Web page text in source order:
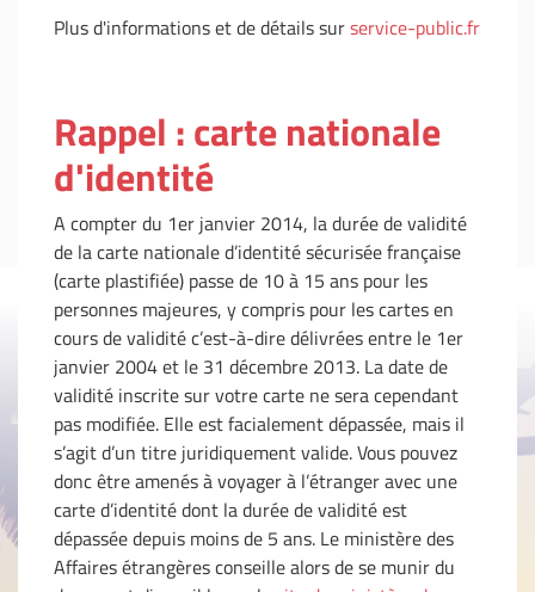
Plus d'informations et de détails surservice-public.fr
Rappel : carte nationale
d'identité
A compter du 1er janvier 2014, la durée de validité
de la carte nationale d’identité sécurisée française
(carte plastifiée) passe de 10 à 15 ans pour les
personnes majeures, y compris pour les cartes en
cours de validité c’est-à-dire délivrées entre le 1er
janvier 2004 et le 31 décembre 2013. La date de
validité inscrite sur votre carte ne sera cependant
pas modifiée. Elle est facialement dépassée, mais il
s’agit d’un titre juridiquement valide. Vous pouvez
donc être amenés à voyager à l’étranger avec une
carte d’identité dont la durée de validité est
dépassée depuis moins de 5 ans. Le ministère des
Affaires étrangères conseille alors de se munir du